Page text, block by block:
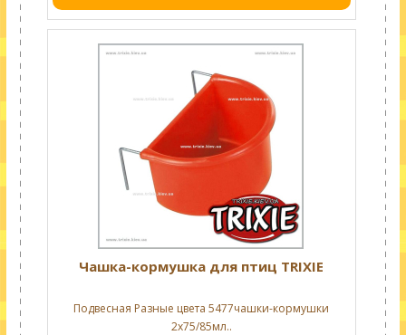
Чашка-кормушка для птиц TRIXIE
Подвесная Разные цвета 5477чашки-кормушки
2х75/85мл..